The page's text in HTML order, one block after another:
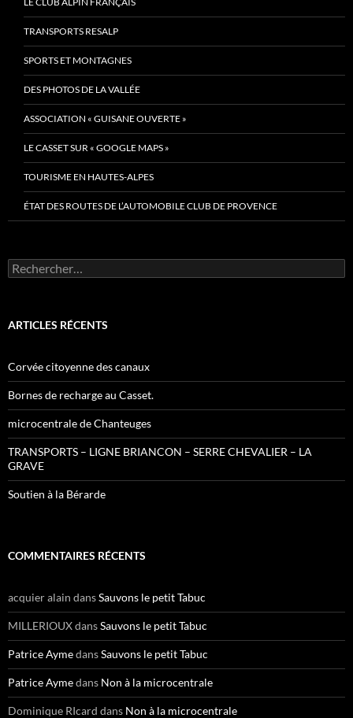
TRANSPORTS RESALP
SPORTS ET MONTAGNES
DES PHOTOS DE LA VALLÉE
ASSOCIATION « GUISANE OUVERTE »
LE CASSET SUR « GOOGLE MAPS »
TOURISME EN HAUTES-ALPES
ÉTAT DES ROUTES DE L’AUTOMOBILE CLUB DE PROVENCE
Rechercher :
ARTICLES RÉCENTS
Corvée citoyenne des canaux
Bornes de recharge au Casset.
microcentrale de Chanteuges
TRANSPORTS – LIGNE BRIANCON – SERRE CHEVALIER – LA
GRAVE
Soutien à la Bérarde
COMMENTAIRES RÉCENTS
acquier alain dansSauvons le petit Tabuc
MILLERIOUXdansSauvons le petit Tabuc
Patrice AymedansSauvons le petit Tabuc
Patrice Aymedans Non à la microcentrale
Dominique RIcard dans Non à la microcentrale